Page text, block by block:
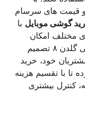
و قیمت های سرسام
گوشی موبایل با
مختلف امکان
پذیر نباشد؛ بنابراین فروشگاه اینترنتی گلدن ۸ تصمیم
خود، خرید
تا با تقسیم هزینه
کنترل بیشتری